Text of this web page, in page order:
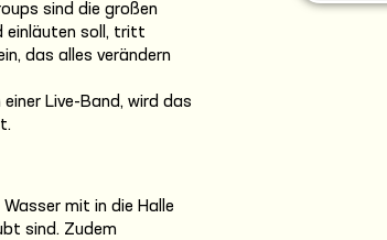
sind die großen
einläuten soll, tritt
das alles verändern
Live-Band, wird das
mit in die Halle
sind. Zudem